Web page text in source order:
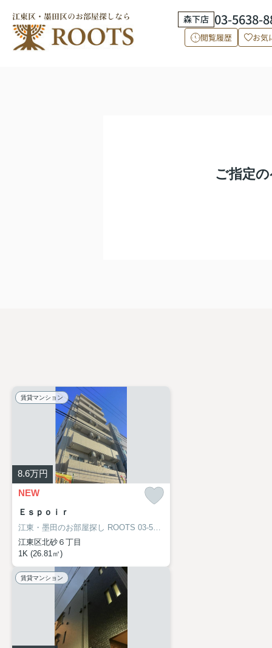
森下店 03-5638-
閲覧履歴 お気
ご指定
賃貸マンション
8.6万円
NEW
Ｅｓｐｏｉｒ
江東・墨田のお部屋探し ROOTS 03-5638-8866
江東区北砂６丁目
1K (26.81㎡)
賃貸マンション